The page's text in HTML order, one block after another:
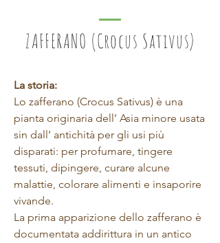
ZAFFERANO (Crocus Sativus)
La storia:
Lo zafferano (Crocus Sativus) è una
pianta originaria dell’ Asia minore usata
sin dall’ antichità per gli usi più
disparati: per profumare, tingere
tessuti, dipingere, curare alcune
malattie, colorare alimenti e insaporire
vivande.
La prima apparizione dello zafferano è
documentata addirittura in un antico